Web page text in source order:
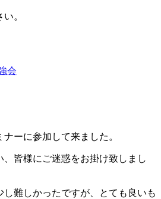
。
会
ーに参加して来ました。
、皆様にご迷惑をお掛け致しまし
し難しかったですが、とても良いも